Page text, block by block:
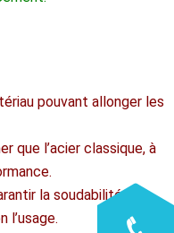
pouvant allonger les
que l’acier classique, à
la soudabilité, la
l’usage.